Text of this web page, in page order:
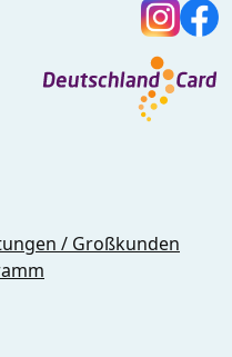
/ Großkunden